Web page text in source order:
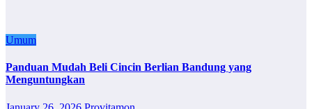
Umum
Panduan Mudah Beli Cincin Berlian Bandung yang
Menguntungkan